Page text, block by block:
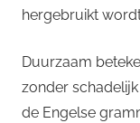
hergebruikt
Duurzaam
zonder
de Engelse